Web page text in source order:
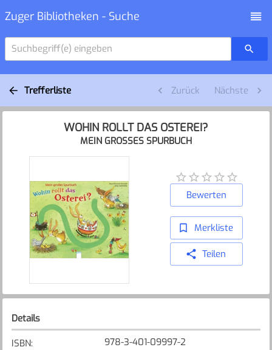
Zuger Bibliotheken - Suche
Suchbegriff(e) eingeben
Trefferliste Zurück Nächste
WOHIN ROLLT DAS OSTEREI?
MEIN GROSSES SPURBUCH
Bewerten
Merkliste
Teilen
Details
ISBN:
978-3-401-09997-2